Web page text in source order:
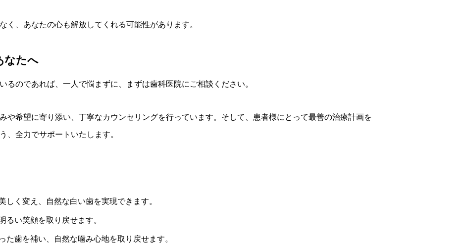
く、あなたの心も解放してくれる可能性があります。
なたへ
るのであれば、一人で悩まずに、まずは歯科医院にご相談ください。
や希望に寄り添い、丁寧なカウンセリングを行っています。そして、患者様にとって最善の治療計画を
、全力でサポートいたします。
しく変え、自然な白い歯を実現できます。
るい笑顔を取り戻せます。
た歯を補い、自然な噛み心地を取り戻せます。